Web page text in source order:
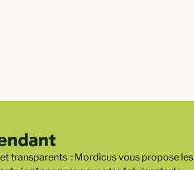
transparents : Mordicus vous propose les